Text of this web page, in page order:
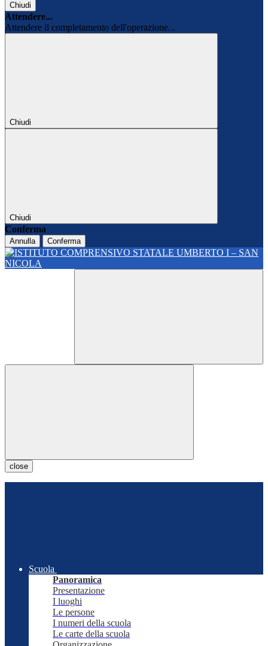
Chiudi
Attendere...
Attendere il completamento dell'operazione...
Chiudi
Chiudi
Conferma
Annulla Conferma
close
Scuola
Panoramica
Presentazione
I luoghi
Le persone
I numeri della scuola
Le carte della scuola